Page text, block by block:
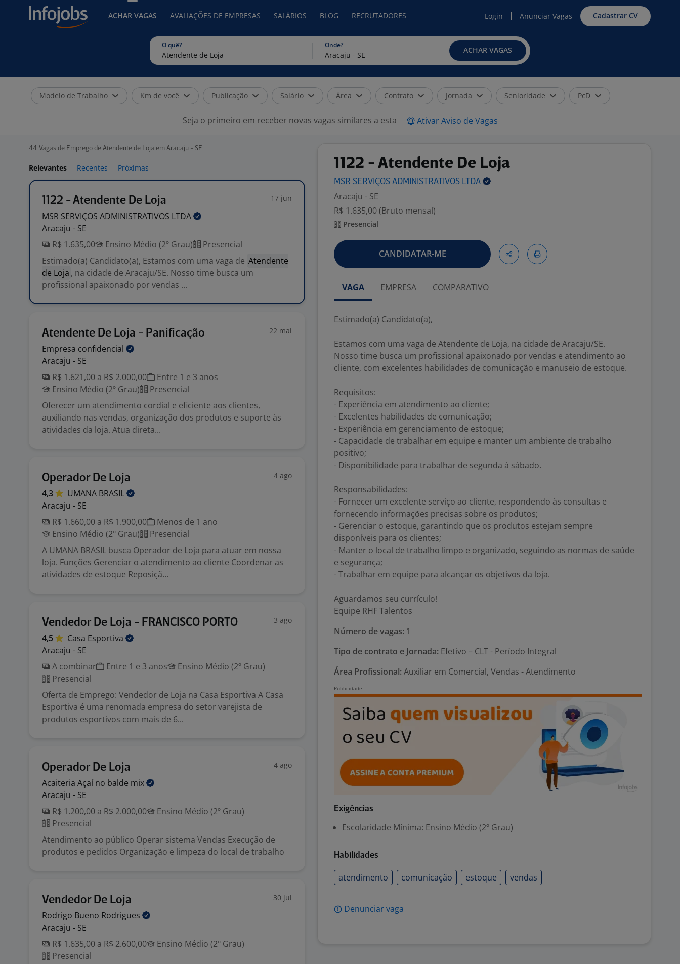
ACHAR VAGAS AVALIAÇÕES DE EMPRESAS SALÁRIOS BLOG RECRUTADORES Login Anunciar Vagas Cadastrar CV
O quê? Onde?
ACHAR VAGAS
Modelo de Trabalho Km de você Publicação Salário Área Contrato Jornada Senioridade PcD
Seja o primeiro em receber novas vagas similares a esta Ativar Aviso de Vagas
44 Vagas de Emprego de Atendente de Loja em Aracaju - SE
Relevantes Recentes Próximas
1122 - Atendente De Loja 17 jun
MSR SERVIÇOS ADMINISTRATIVOS LTDA
Aracaju - SE
R$ 1.635,00
Ensino Médio (2º Grau)
Presencial
Estimado(a) Candidato(a), Estamos com uma vaga de Atendente
de Loja , na cidade de Aracaju/SE. Nosso time busca um
profissional apaixonado por vendas ...
Atendente De Loja - Panificação 22 mai
Empresa confidencial
Aracaju - SE
R$ 1.621,00 a R$ 2.000,00
Entre 1 e 3 anos
Ensino Médio (2º Grau)
Presencial
Oferecer um atendimento cordial e eficiente aos clientes,
auxiliando nas vendas, organização dos produtos e suporte às
atividades da loja. Atua direta...
Operador De Loja 4 ago
4,3 UMANA BRASIL
Aracaju - SE
R$ 1.660,00 a R$ 1.900,00
Menos de 1 ano
Ensino Médio (2º Grau)
Presencial
A UMANA BRASIL busca Operador de Loja para atuar em nossa
loja. Funções Gerenciar o atendimento ao cliente Coordenar as
atividades de estoque Reposiçã...
Vendedor De Loja - FRANCISCO PORTO 3 ago
4,5 Casa Esportiva
Aracaju - SE
A combinar
Entre 1 e 3 anos
Ensino Médio (2º Grau)
Presencial
Oferta de Emprego: Vendedor de Loja na Casa Esportiva A Casa
Esportiva é uma renomada empresa do setor varejista de
produtos esportivos com mais de 6...
Operador De Loja 4 ago
Acaiteria Açaí no balde mix
Aracaju - SE
R$ 1.200,00 a R$ 2.000,00
Ensino Médio (2º Grau)
Presencial
Atendimento ao público Operar sistema Vendas Execução de
produtos e pedidos Organização e limpeza do local de trabalho
Vendedor De Loja 30 jul
Rodrigo Bueno Rodrigues
Aracaju - SE
R$ 1.635,00 a R$ 2.600,00
Ensino Médio (2º Grau)
Presencial
1122 - Atendente De Loja
MSR SERVIÇOS ADMINISTRATIVOS LTDA
Aracaju - SE
R$ 1.635,00 (Bruto mensal)
Presencial
CANDIDATAR-ME
VAGA EMPRESA COMPARATIVO
Estimado(a) Candidato(a),
Estamos com uma vaga de Atendente de Loja, na cidade de Aracaju/SE.
Nosso time busca um profissional apaixonado por vendas e atendimento ao
cliente, com excelentes habilidades de comunicação e manuseio de estoque.
Requisitos:
- Experiência em atendimento ao cliente;
- Excelentes habilidades de comunicação;
- Experiência em gerenciamento de estoque;
- Capacidade de trabalhar em equipe e manter um ambiente de trabalho
positivo;
- Disponibilidade para trabalhar de segunda à sábado.
Responsabilidades:
- Fornecer um excelente serviço ao cliente, respondendo às consultas e
fornecendo informações precisas sobre os produtos;
- Gerenciar o estoque, garantindo que os produtos estejam sempre
disponíveis para os clientes;
- Manter o local de trabalho limpo e organizado, seguindo as normas de saúde
e segurança;
- Trabalhar em equipe para alcançar os objetivos da loja.
Aguardamos seu currículo!
Equipe RHF Talentos
Número de vagas: 1
Tipo de contrato e Jornada: Efetivo – CLT - Período Integral
Área Profissional: Auxiliar em Comercial, Vendas - Atendimento
Exigências
Escolaridade Mínima: Ensino Médio (2º Grau)
Habilidades
atendimento comunicação estoque vendas
Denunciar vaga